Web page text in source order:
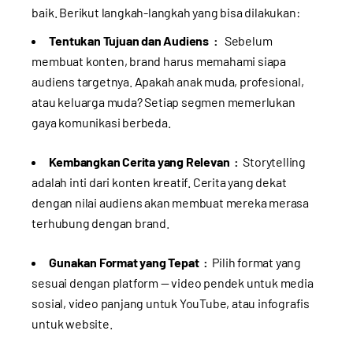
baik. Berikut langkah-langkah yang bisa dilakukan:
Tentukan Tujuan dan Audiens : Sebelum
membuat konten, brand harus memahami siapa
audiens targetnya. Apakah anak muda, profesional,
atau keluarga muda? Setiap segmen memerlukan
gaya komunikasi berbeda.
Kembangkan Cerita yang Relevan :Storytelling
adalah inti dari konten kreatif. Cerita yang dekat
dengan nilai audiens akan membuat mereka merasa
terhubung dengan brand.
Gunakan Format yang Tepat : Pilih format yang
sesuai dengan platform — video pendek untuk media
sosial, video panjang untuk YouTube, atau infografis
untuk website.